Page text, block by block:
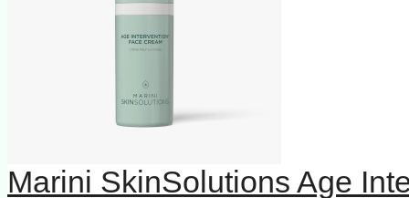
Marini SkinSolutions Age